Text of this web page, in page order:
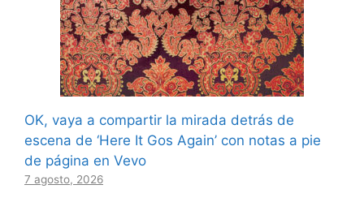
OK, vaya a compartir la mirada detrás de
escena de ‘Here It Gos Again’ con notas a pie
de página en Vevo
7 agosto, 2026